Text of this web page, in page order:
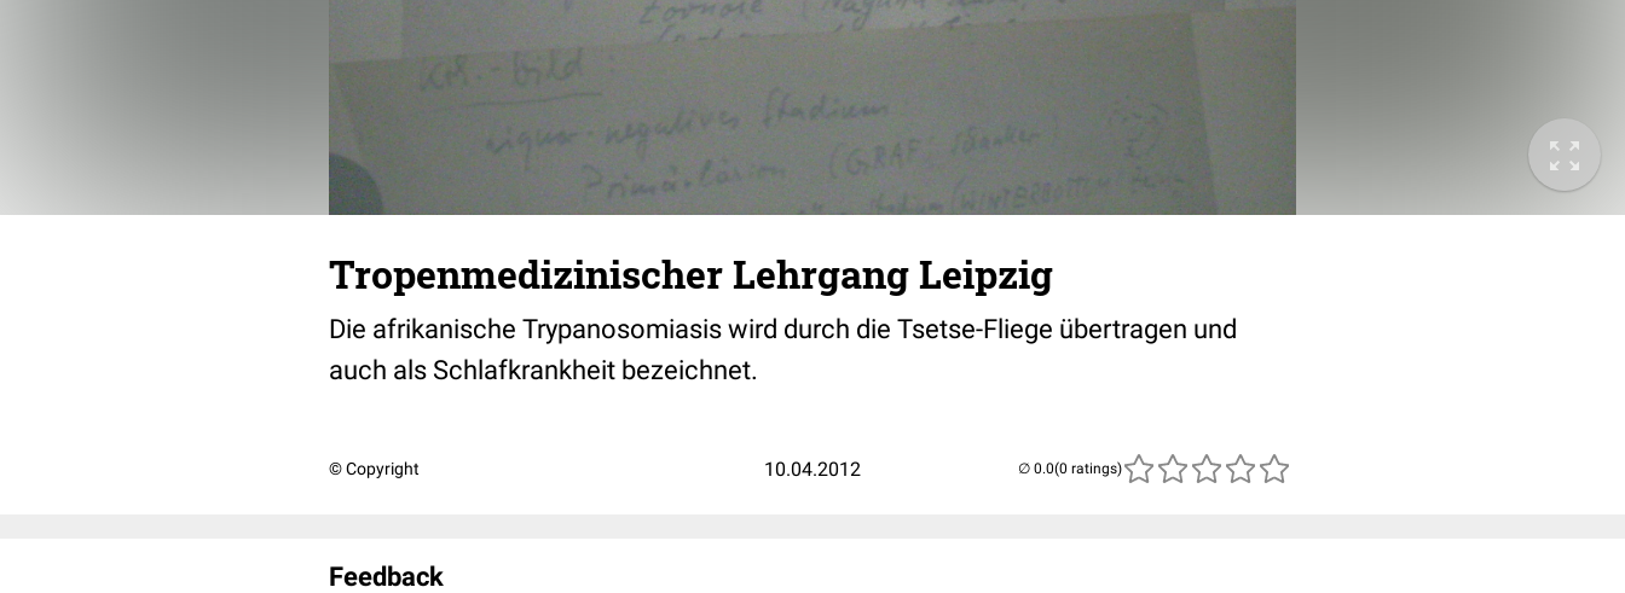
Tropenmedizinischer Lehrgang Leipzig
Die afrikanische Trypanosomiasis wird durch die Tsetse-Fliege übertragen und
auch als Schlafkrankheit bezeichnet.
© Copyright 10.04.2012 (0 ratings)
Feedback